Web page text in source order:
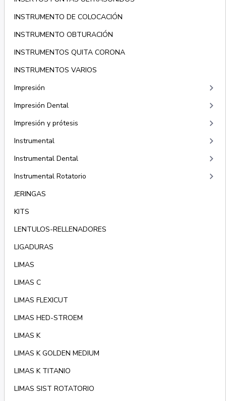
INSTRUMENTO DE COLOCACIÓN
INSTRUMENTO OBTURACIÓN
INSTRUMENTOS QUITA CORONA
INSTRUMENTOS VARIOS
Impresión
keyboard_arrow_right
Impresión Dental keyboard_arrow_right
Impresión y prótesis keyboard_arrow_right
Instrumental keyboard_arrow_right
Instrumental Dental keyboard_arrow_right
Instrumental Rotatorio keyboard_arrow_right
JERINGAS
KITS
LENTULOS-RELLENADORES
LIGADURAS
LIMAS
LIMAS C
LIMAS FLEXICUT
LIMAS HED-STROEM
LIMAS K
LIMAS K GOLDEN MEDIUM
LIMAS K TITANIO
LIMAS SIST ROTATORIO